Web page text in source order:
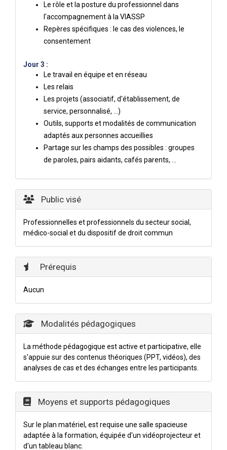
Le rôle et la posture du professionnel dans
l'accompagnement à la VIASSP
Repères spécifiques : le cas des violences, le
consentement
Jour 3 :
Le travail en équipe et en réseau
Les relais
Les projets (associatif, d'établissement, de
service, personnalisé, …)
Outils, supports et modalités de communication
adaptés aux personnes accueillies
Partage sur les champs des possibles : groupes
de paroles, pairs aidants, cafés parents, …
Public visé
Professionnelles et professionnels du secteur social,
médico-social et du dispositif de droit commun
Prérequis
Aucun
Modalités pédagogiques
La méthode pédagogique est active et participative, elle
s'appuie sur des contenus théoriques (PPT, vidéos), des
analyses de cas et des échanges entre les participants.
Moyens et supports pédagogiques
Sur le plan matériel, est requise une salle spacieuse
adaptée à la formation, équipée d'un vidéoprojecteur et
d'un tableau blanc.